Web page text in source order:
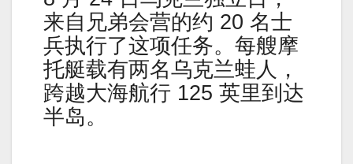
来自兄弟会营的约 20 名士
兵执行了这项任务。每艘摩
托艇载有两名乌克兰蛙人，
跨越大海航行 125 英里到达
半岛。